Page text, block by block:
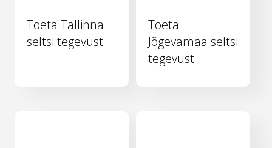
Toeta Tallinna
seltsi tegevust
Toeta
Jõgevamaa seltsi
tegevust